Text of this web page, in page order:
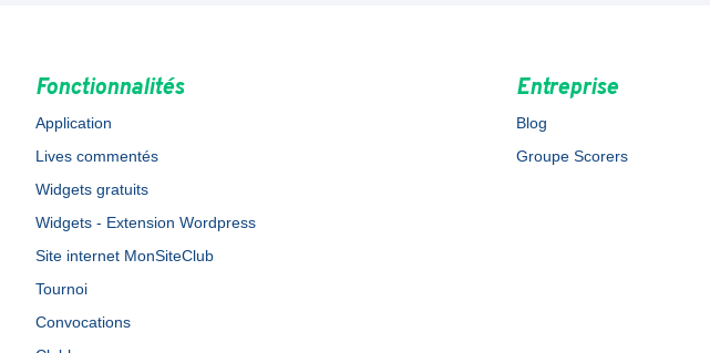
Fonctionnalités
Application
Lives commentés
Widgets gratuits
Widgets - Extension Wordpress
Site internet MonSiteClub
Tournoi
Convocations
Entreprise
Blog
Groupe Scorers